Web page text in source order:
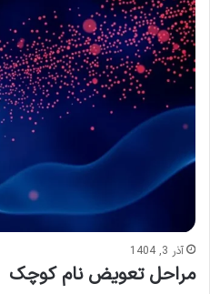
آذر 3, 1404
مراحل تعویض نام کوچک